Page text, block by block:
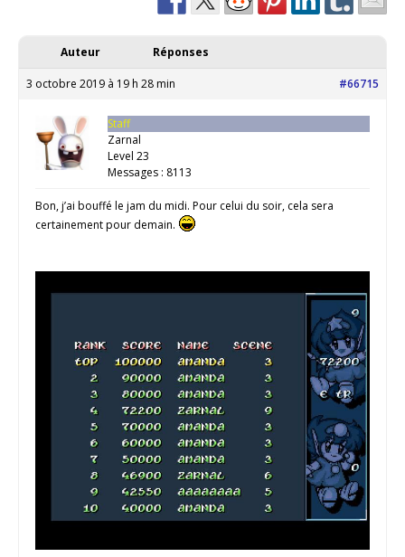
Auteur Réponses
3 octobre 2019 à 19 h 28 min #66715
Staff
Zarnal
Level 23
Messages : 8113
Bon, j’ai bouffé le jam du midi. Pour celui du soir, cela sera
certainement pour demain.